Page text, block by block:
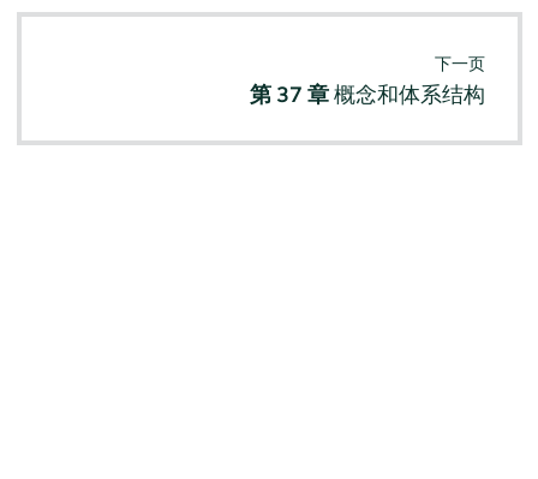
下一页
第 37 章概念和体系结构